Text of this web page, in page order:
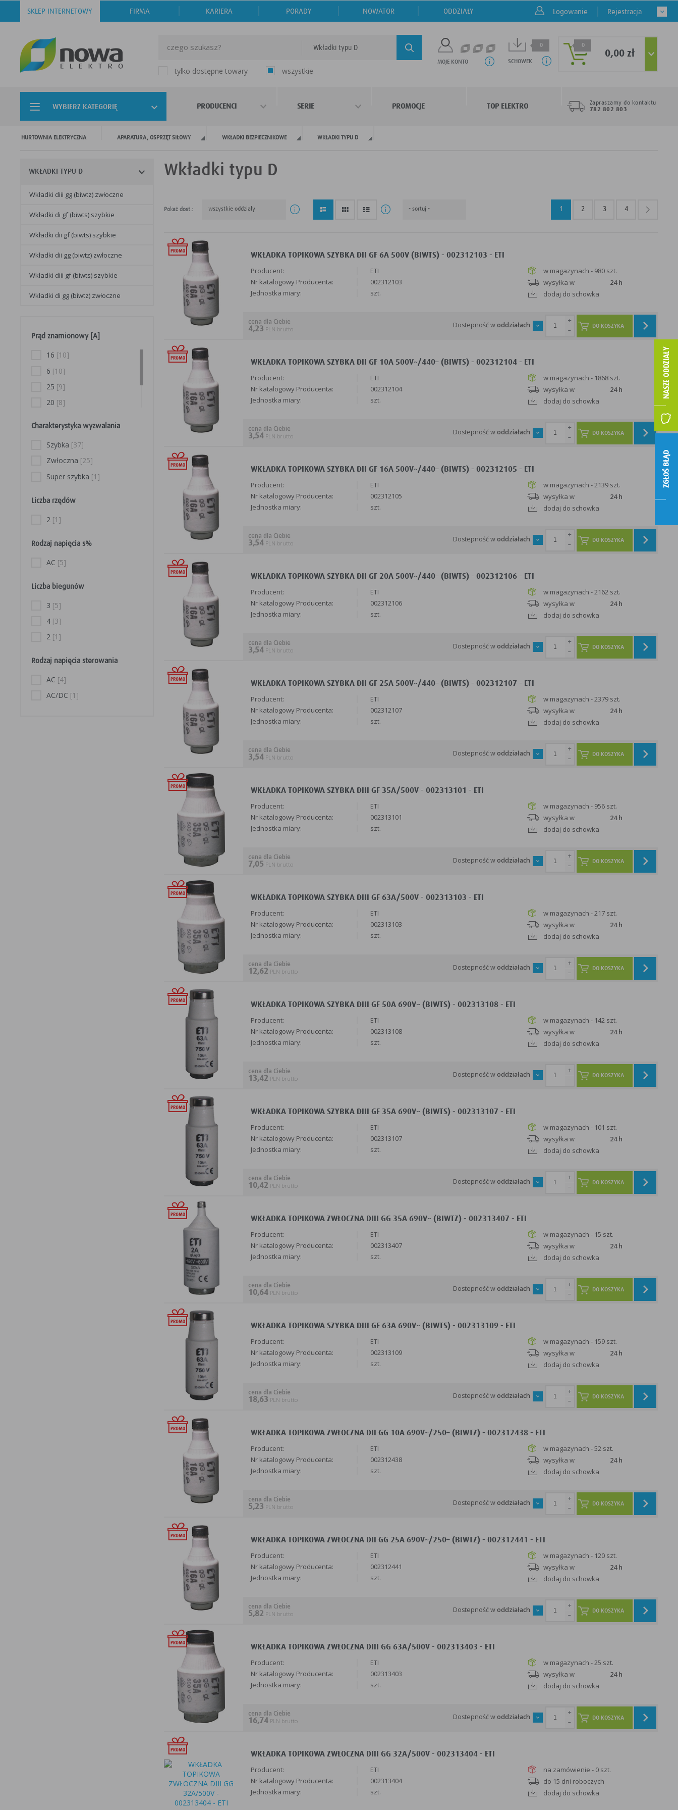
SKLEP INTERNETOWY FIRMA KARIERA PORADY NOWATOR ODDZIAŁY Logowanie Rejestracja
Wkładki typu D
tylko dostępne towary wszystkie
MOJE KONTO SCHOWEK
0 0
0,00 zł
WYBIERZ KATEGORIĘ PRODUCENCI SERIE PROMOCJE TOP ELEKTRO
Zapraszamy do kontaktu
782 802 803
HURTOWNIA ELEKTRYCZNA APARATURA, OSPRZĘT SIŁOWY WKŁADKI BEZPIECZNIKOWE WKŁADKI TYPU D
WKŁADKI TYPU D
wkładki diii gg (biwtz) zwłoczne
wkładki di gf (biwts) szybkie
wkładki dii gf (biwts) szybkie
wkładki dii gg (biwtz) zwłoczne
wkładki diii gf (biwts) szybkie
wkładki di gg (biwtz) zwłoczne
Prąd znamionowy [A]
16 [10]
6 [10]
25 [9]
20 [8]
Charakterystyka wyzwalania
Szybka [37]
Zwłoczna [25]
Super szybka [1]
Liczba rzędów
2 [1]
Rodzaj napięcia s%
AC [5]
Liczba biegunów
3 [5]
4 [3]
2 [1]
Rodzaj napięcia sterowania
AC [4]
AC/DC [1]
Wkładki typu D
Pokaż dost.: wszystkie oddziały - sortuj - 1 2 3 4
WKŁADKA TOPIKOWA SZYBKA DII GF 6A 500V (BIWTS) - 002312103 - ETI
Producent:
ETI
Nr katalogowy Producenta:
002312103
Jednostka miary:
szt.
w magazynach - 980 szt.
wysyłka w
24 h
dodaj do schowka
cena dla Ciebie
4,23 PLN brutto Dostepność woddziałach
-
+
DO KOSZYKA
WKŁADKA TOPIKOWA SZYBKA DII GF 10A 500V~/440– (BIWTS) - 002312104 - ETI
Producent:
ETI
Nr katalogowy Producenta:
002312104
Jednostka miary:
szt.
w magazynach - 1868 szt.
wysyłka w
24 h
dodaj do schowka
cena dla Ciebie
3,54 PLN brutto Dostepność woddziałach
-
+
DO KOSZYKA
WKŁADKA TOPIKOWA SZYBKA DII GF 16A 500V~/440– (BIWTS) - 002312105 - ETI
Producent:
ETI
Nr katalogowy Producenta:
002312105
Jednostka miary:
szt.
w magazynach - 2139 szt.
wysyłka w
24 h
dodaj do schowka
cena dla Ciebie
3,54 PLN brutto Dostepność woddziałach
-
+
DO KOSZYKA
WKŁADKA TOPIKOWA SZYBKA DII GF 20A 500V~/440– (BIWTS) - 002312106 - ETI
Producent:
ETI
Nr katalogowy Producenta:
002312106
Jednostka miary:
szt.
w magazynach - 2162 szt.
wysyłka w
24 h
dodaj do schowka
cena dla Ciebie
3,54 PLN brutto Dostepność woddziałach
-
+
DO KOSZYKA
WKŁADKA TOPIKOWA SZYBKA DII GF 25A 500V~/440– (BIWTS) - 002312107 - ETI
Producent:
ETI
Nr katalogowy Producenta:
002312107
Jednostka miary:
szt.
w magazynach - 2379 szt.
wysyłka w
24 h
dodaj do schowka
cena dla Ciebie
3,54 PLN brutto Dostepność woddziałach
-
+
DO KOSZYKA
WKŁADKA TOPIKOWA SZYBKA DIII GF 35A/500V - 002313101 - ETI
Producent:
ETI
Nr katalogowy Producenta:
002313101
Jednostka miary:
szt.
w magazynach - 956 szt.
wysyłka w
24 h
dodaj do schowka
cena dla Ciebie
7,05 PLN brutto Dostepność woddziałach
-
+
DO KOSZYKA
WKŁADKA TOPIKOWA SZYBKA DIII GF 63A/500V - 002313103 - ETI
Producent:
ETI
Nr katalogowy Producenta:
002313103
Jednostka miary:
szt.
w magazynach - 217 szt.
wysyłka w
24 h
dodaj do schowka
cena dla Ciebie
12,62 PLN brutto Dostepność woddziałach
-
+
DO KOSZYKA
WKŁADKA TOPIKOWA SZYBKA DIII GF 50A 690V~ (BIWTS) - 002313108 - ETI
Producent:
ETI
Nr katalogowy Producenta:
002313108
Jednostka miary:
szt.
w magazynach - 142 szt.
wysyłka w
24 h
dodaj do schowka
cena dla Ciebie
13,42 PLN brutto Dostepność woddziałach
-
+
DO KOSZYKA
WKŁADKA TOPIKOWA SZYBKA DIII GF 35A 690V~ (BIWTS) - 002313107 - ETI
Producent:
ETI
Nr katalogowy Producenta:
002313107
Jednostka miary:
szt.
w magazynach - 101 szt.
wysyłka w
24 h
dodaj do schowka
cena dla Ciebie
10,42 PLN brutto Dostepność woddziałach
-
+
DO KOSZYKA
WKŁADKA TOPIKOWA ZWŁOCZNA DIII GG 35A 690V~ (BIWTZ) - 002313407 - ETI
Producent:
ETI
Nr katalogowy Producenta:
002313407
Jednostka miary:
szt.
w magazynach - 15 szt.
wysyłka w
24 h
dodaj do schowka
cena dla Ciebie
10,64 PLN brutto Dostepność woddziałach
-
+
DO KOSZYKA
WKŁADKA TOPIKOWA SZYBKA DIII GF 63A 690V~ (BIWTS) - 002313109 - ETI
Producent:
ETI
Nr katalogowy Producenta:
002313109
Jednostka miary:
szt.
w magazynach - 159 szt.
wysyłka w
24 h
dodaj do schowka
cena dla Ciebie
18,63 PLN brutto Dostepność woddziałach
-
+
DO KOSZYKA
WKŁADKA TOPIKOWA ZWŁOCZNA DII GG 10A 690V~/250– (BIWTZ) - 002312438 - ETI
Producent:
ETI
Nr katalogowy Producenta:
002312438
Jednostka miary:
szt.
w magazynach - 52 szt.
wysyłka w
24 h
dodaj do schowka
cena dla Ciebie
5,23 PLN brutto Dostepność woddziałach
-
+
DO KOSZYKA
WKŁADKA TOPIKOWA ZWŁOCZNA DII GG 25A 690V~/250– (BIWTZ) - 002312441 - ETI
Producent:
ETI
Nr katalogowy Producenta:
002312441
Jednostka miary:
szt.
w magazynach - 120 szt.
wysyłka w
24 h
dodaj do schowka
cena dla Ciebie
5,82 PLN brutto Dostepność woddziałach
-
+
DO KOSZYKA
WKŁADKA TOPIKOWA ZWŁOCZNA DIII GG 63A/500V - 002313403 - ETI
Producent:
ETI
Nr katalogowy Producenta:
002313403
Jednostka miary:
szt.
w magazynach - 25 szt.
wysyłka w
24 h
dodaj do schowka
cena dla Ciebie
16,74 PLN brutto Dostepność woddziałach
-
+
DO KOSZYKA
WKŁADKA TOPIKOWA ZWŁOCZNA DIII GG 32A/500V - 002313404 - ETI
Producent:
ETI
Nr katalogowy Producenta:
002313404
Jednostka miary:
szt.
na zamówienie - 0 szt.
do 15 dni roboczych
dodaj do schowka
ZGŁOŚ BŁĄD